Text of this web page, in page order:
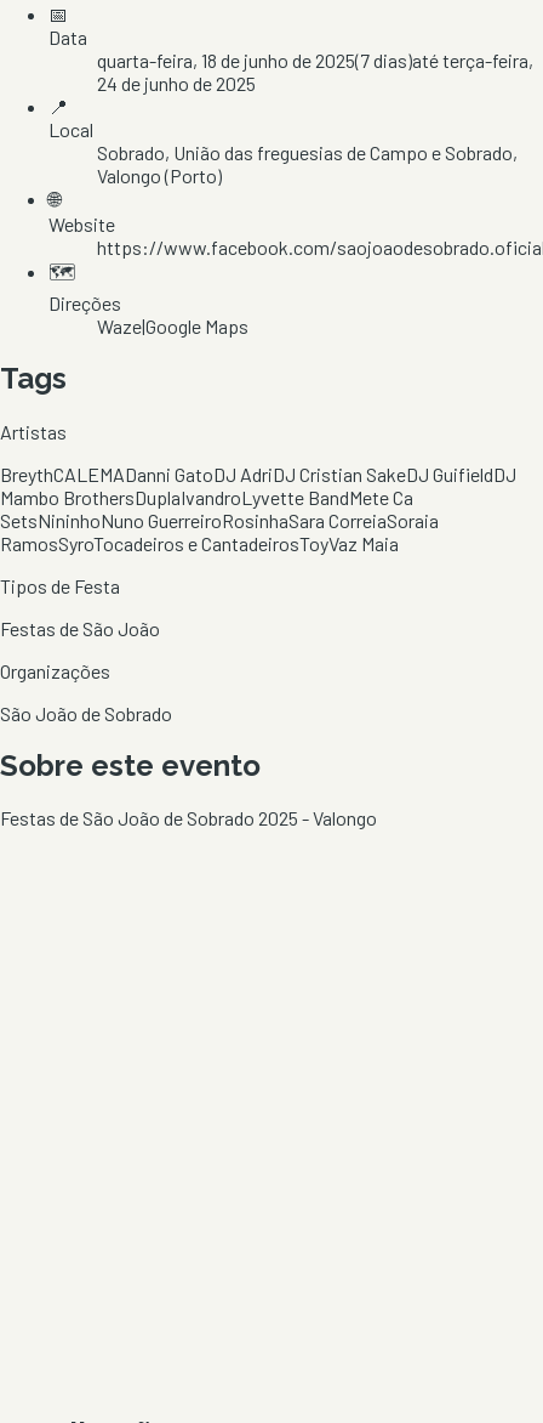
📅
Data
quarta-feira, 18 de junho de 2025(7dias)atéterça-feira,
24 de junho de 2025
📍
Local
Sobrado, União das freguesias de Campo e Sobrado,
Valongo(Porto)
🌐
Website
https://www.facebook.com/
🗺️
Direções
Waze|Google Maps
Tags
Artistas
BreythCALEMADanni GatoDJ AdriDJ Cristian SakeDJ GuifieldDJ
Mambo BrothersDuplaIvandroLyvette BandMete Ca
SetsNininhoNuno GuerreiroRosinhaSara CorreiaSoraia
RamosSyroTocadeiros e CantadeirosToyVaz Maia
Tipos de Festa
Festas de São João
Organizações
São João de Sobrado
Sobre este evento
Festas de São João de Sobrado 2025 - Valongo